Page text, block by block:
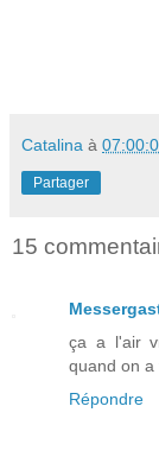
Catalina à
Partager
15
ça a l'air
quand on a
Répondre